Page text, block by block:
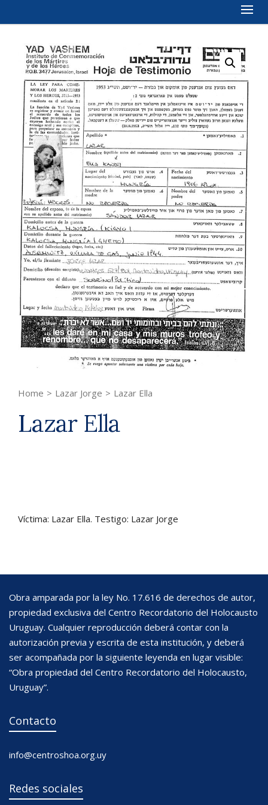
Home > Lazar Jorge > Lazar Ella
Lazar Ella
Víctima: Lazar Ella. Testigo: Lazar Jorge
Obra amparada por la ley No. 17.616 de derechos de autor,
propiedad exclusiva del Centro Recordatorio del Holocausto
Uruguay. Cualquier reproducción deberá contar con la
autorización previa y escrita de esta institución, y deberá
ser acompañada por la siguiente leyenda en lugar visible:
“Obra propiedad del Centro Recordatorio del Holocausto,
Uruguay”.
Contacto
info@centroshoa.org.uy
Redes sociales